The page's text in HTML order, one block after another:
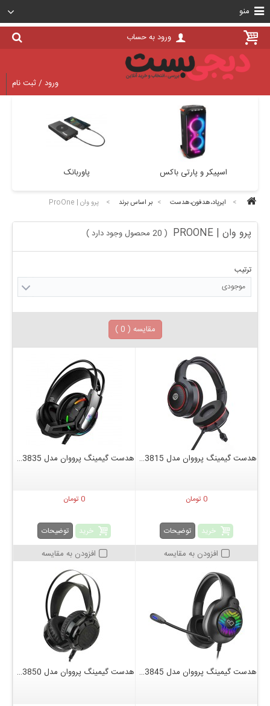
ورود به حساب
منو
ورود / ثبت نام
پاوربانک اسپیکر و پارتی باکس
> ایرپاد،هدفون،هدست > بر اساس برند > پرو وان | ProOne
پرو وان | PROONE ( 20 محصول وجود دارد )
ترتیب
موجودی
مقایسه ( 0
)
هدست گیمینگ پرووان مدل PHG3815
0 تومان
خرید توضیحات
افزودن به مقایسه
هدست گیمینگ پرووان مدل PHG3835
0 تومان
خرید توضیحات
افزودن به مقایسه
هدست گیمینگ پرووان مدل PHG3845 هدست گیمینگ پرووان مدل PHG3850